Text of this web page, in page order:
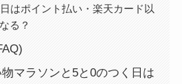
はポイント払い・楽天カード以
る？
マラソンと5と0のつく日は